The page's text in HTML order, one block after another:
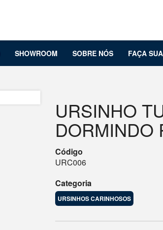
SHOWROOM SOBRE NÓS FAÇA
URSINHO
DORMINDO
Código
URC006
Categoria
URSINHOS CARINHOSOS